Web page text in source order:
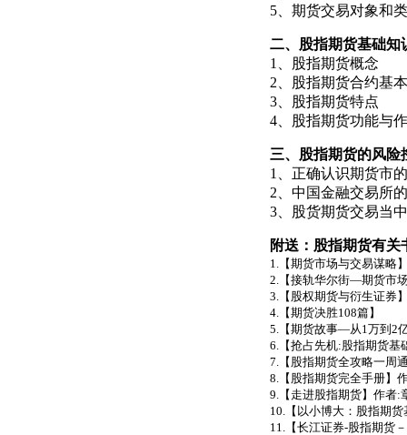
5、期货交易对象和
二、股指期货基础知
1、股指期货概念
2、股指期货合约基
3、股指期货特点
4、股指期货功能与
三、股指期货的风险
1、正确认识期货市
2、中国金融交易所
3、股货期货交易当
附送：股指期货有关
1.【期货市场与交易谋略
2.【接轨华尔街—期货市
3.【股权期货与衍生证券
4.【期货决胜108篇】
5.【期货故事—从1万到2
6.【抢占先机:股指期货基
7.【股指期货全攻略一周
8.【股指期货完全手册】
9.【走进股指期货】作者:
10.【以小博大：股指期
11.【长江证券-股指期货